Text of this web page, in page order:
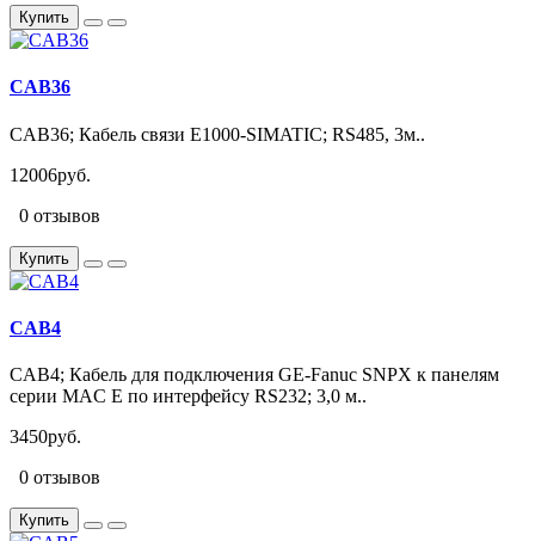
Купить
CAB36
CAB36; Кабель связи E1000-SIMATIC; RS485, 3м..
12006руб.
0 отзывов
Купить
CAB4
CAB4; Кабель для подключения GE-Fanuc SNPX к панелям
серии MAC E по интерфейсу RS232; 3,0 м..
3450руб.
0 отзывов
Купить